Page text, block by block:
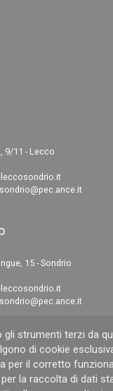
9/11 - Lecco
15 - Sondrio
gli strumenti terzi da
di cookie
per il corretto
la raccolta di dati